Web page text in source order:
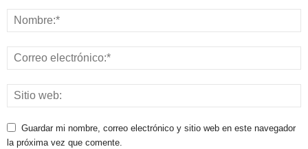
Guardar mi nombre, correo electrónico y sitio web en este navegador
la próxima vez que comente.